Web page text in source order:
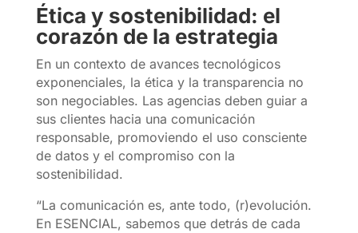
Ética y sostenibilidad: el
corazón de la estrategia
En un contexto de avances tecnológicos
exponenciales, la ética y la transparencia no
son negociables. Las agencias deben guiar a
sus clientes hacia una comunicación
responsable, promoviendo el uso consciente
de datos y el compromiso con la
sostenibilidad.
“La comunicación es, ante todo, (r)evolución.
En ESENCIAL, sabemos que detrás de cada